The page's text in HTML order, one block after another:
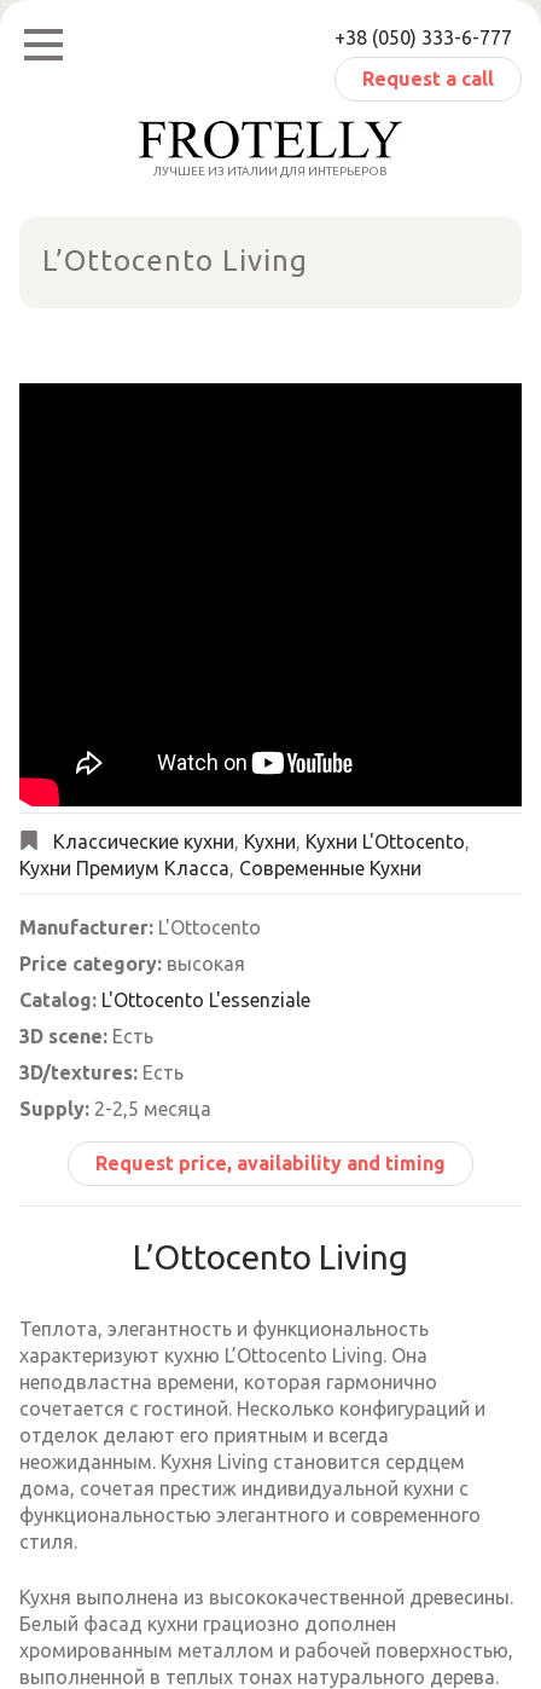
Skip
content
+38 (050) 333-6-777
Request a call
ЛУЧШЕЕ ИЗ ИТАЛИИ ДЛЯ ИНТЕРЬЕРОВ
L’Ottocento Living
Классические кухни, Кухни, Кухни L'Ottocento,
Кухни Премиум Класса, Современные Кухни
Manufacturer: L'Ottocento
Price category: высокая
Catalog: L'Ottocento L'essenziale
3D scene: Есть
3D/textures: Есть
Supply: 2-2,5 месяца
Request price, availability and timing
L’Ottocento Living
Теплота, элегантность и функциональность
характеризуют кухню L’Ottocento Living. Она
неподвластна времени, которая гармонично
сочетается с гостиной. Несколько конфигураций и
отделок делают его приятным и всегда
неожиданным. Кухня Living становится сердцем
дома, сочетая престиж индивидуальной кухни с
функциональностью элегантного и современного
стиля.
Кухня выполнена из высококачественной древесины.
Белый фасад кухни грациозно дополнен
хромированным металлом и рабочей поверхностью,
выполненной в теплых тонах натурального дерева.